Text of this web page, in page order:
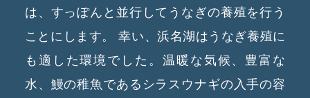
は、すっぽんと並行してうなぎの養殖を行う
ことにします。
幸い、浜名湖はうなぎ養殖に
も適した環境でした。温暖な気候、豊富な
水、鰻の稚魚であるシラスウナギの入手の容